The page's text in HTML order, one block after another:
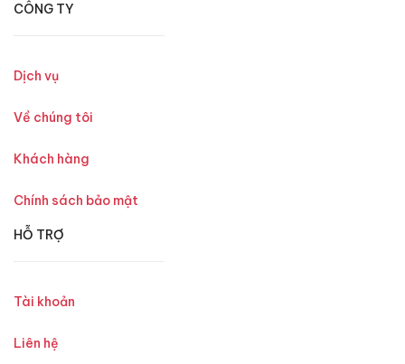
CÔNG TY
Dịch vụ
Về chúng tôi
Khách hàng
Chính sách bảo mật
HỖ TRỢ
Tài khoản
Liên hệ